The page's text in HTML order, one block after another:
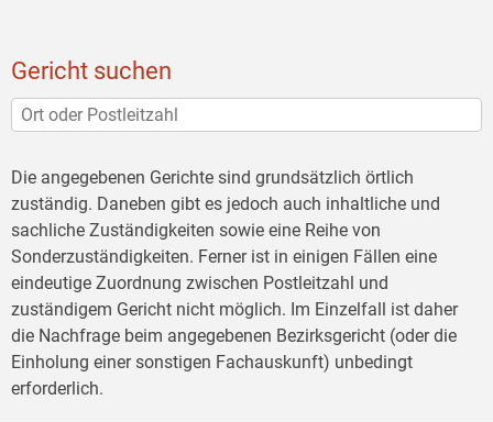
Gericht suchen
Die angegebenen Gerichte sind grundsätzlich örtlich
zuständig. Daneben gibt es jedoch auch inhaltliche und
sachliche Zuständigkeiten sowie eine Reihe von
Sonderzuständigkeiten. Ferner ist in einigen Fällen eine
eindeutige Zuordnung zwischen Postleitzahl und
zuständigem Gericht nicht möglich. Im Einzelfall ist daher
die Nachfrage beim angegebenen Bezirksgericht (oder die
Einholung einer sonstigen Fachauskunft) unbedingt
erforderlich.